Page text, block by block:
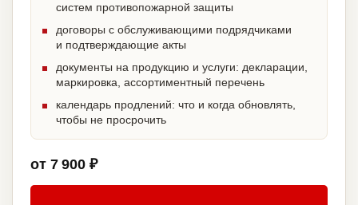
систем противопожарной защиты
договоры с обслуживающими подрядчиками
и подтверждающие акты
документы на продукцию и услуги: декларации,
маркировка, ассортиментный перечень
календарь продлений: что и когда обновлять,
чтобы не просрочить
от 7 900 ₽